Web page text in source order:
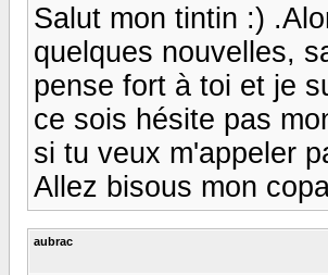
Salut mon tintin :)
quelques nouvelles,
pense fort à toi et je
ce sois hésite pas
si tu veux m'appeler
Allez bisous mon
aubrac